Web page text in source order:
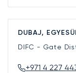
DUBAJ,
DIFC - Gate
+971 4 227